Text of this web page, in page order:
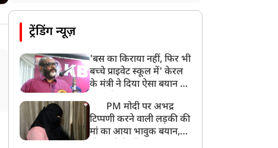
ट्रेंडिंग न्यूज़
'बस का किराया नहीं, फिर भी
बच्चे प्राइवेट स्कूल में' केरल
के मंत्री ने दिया ऐसा बयान की
PM मोदी पर अभद्र
टिप्पणी करने वाली लड़की की
मां का आया भावुक बयान,